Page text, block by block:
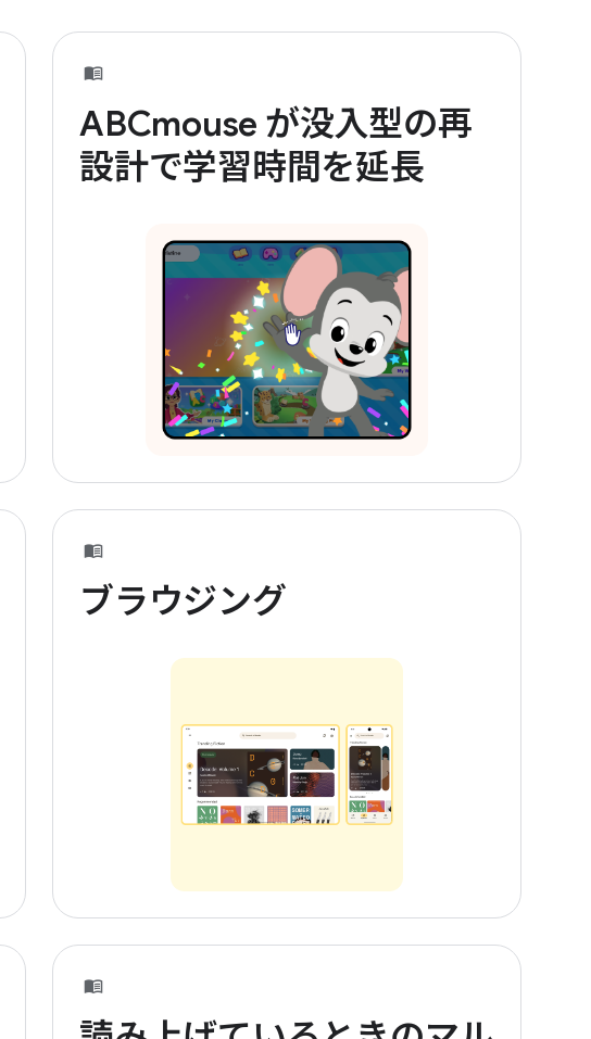
ABCmouse が没入型の再
設計で学習時間を延長
ブラウジング